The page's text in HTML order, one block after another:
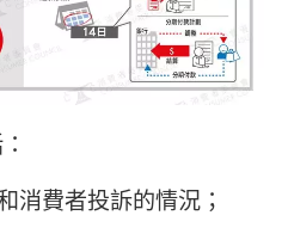
消費者投訴的情況；